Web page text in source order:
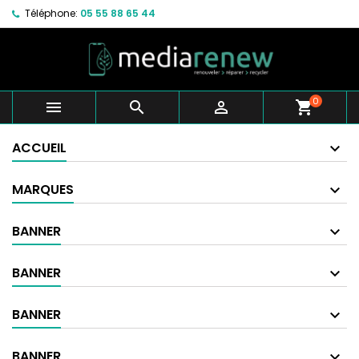
Téléphone: 05 55 88 65 44
   shopping_cart0
ACCUEIL
MARQUES
BANNER
BANNER
BANNER